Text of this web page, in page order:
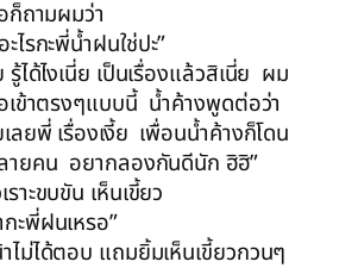
ถามผมว่า
ไรกะพี่น้ำฝนใช่ปะ”
รู้ได้ไงเนี่ย เป็นเรื่องแล้วสิเนี่ย ผม
อเข้าตรงๆแบบนี้ น้ำค้างพูดต่อว่า
ลยพี่ เรื่องเงี้ย เพื่อนน้ำค้างก็โดน
ยคน อยากลองกันดีนัก ฮิฮิ”
าะขบขัน เห็นเขี้ยว
ะพี่ฝนเหรอ”
ไม่ได้ตอบ แถมยิ้มเห็นเขี้ยวกวนๆ